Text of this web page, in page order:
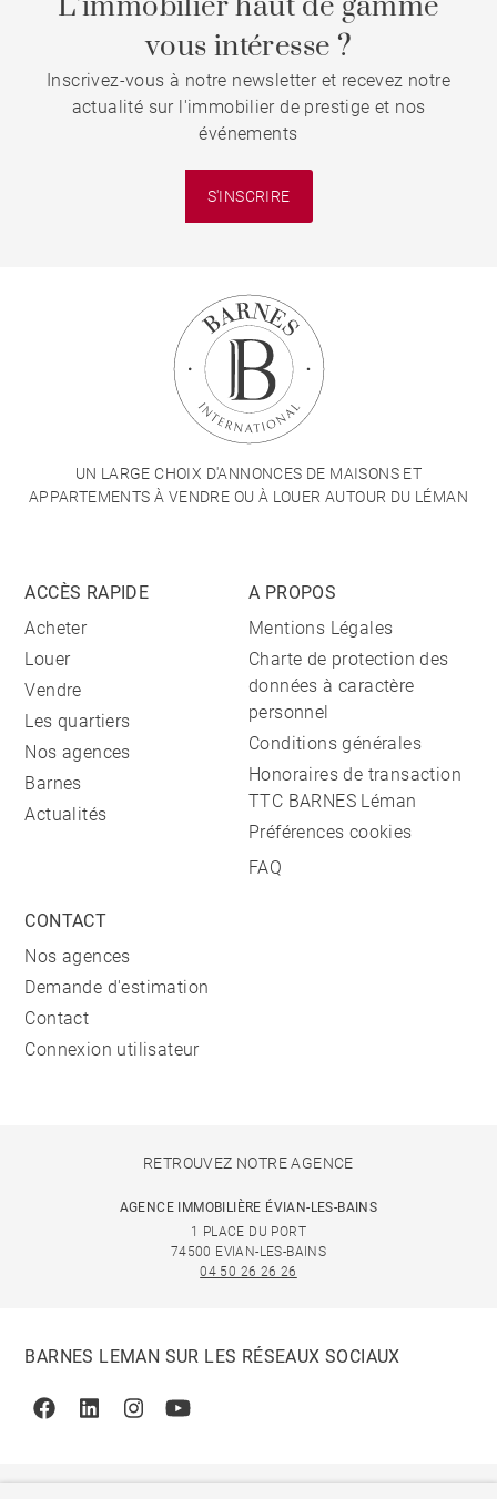
L’immobilier haut de gamme
vous intéresse ?
Inscrivez-vous à notre newsletter et recevez notre
actualité sur l'immobilier de prestige et nos
événements
S'INSCRIRE
UN LARGE CHOIX D'ANNONCES DE MAISONS ET
APPARTEMENTS À VENDRE OU À LOUER AUTOUR DU LÉMAN
ACCÈS RAPIDE
Acheter
Louer
Vendre
Les quartiers
Nos agences
Barnes
Actualités
A PROPOS
Mentions Légales
Charte de protection des
données à caractère
personnel
Conditions générales
Honoraires de transaction
TTC BARNES Léman
Préférences cookies
FAQ
CONTACT
Nos agences
Demande d'estimation
Contact
Connexion utilisateur
RETROUVEZ NOTRE AGENCE
AGENCE IMMOBILIÈRE ÉVIAN-LES-BAINS
1 PLACE DU PORT
74500 EVIAN-LES-BAINS
04 50 26 26 26
BARNES LEMAN SUR LES RÉSEAUX SOCIAUX
FacebookLinkedinInstagramYoutube